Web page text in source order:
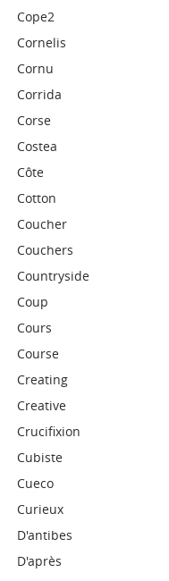
Cope2
Cornelis
Cornu
Corrida
Corse
Costea
Côte
Cotton
Coucher
Couchers
Countryside
Coup
Cours
Course
Creating
Creative
Crucifixion
Cubiste
Cueco
Curieux
D'antibes
D'après